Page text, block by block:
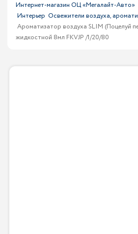
Интернет-магазин ОЦ «Мегалайт-Авто»
Интерьер Освежители воздуха,
Ароматизатор воздуха SLIM (Поцелуй
жидкостной 8мл FKVJP /1/20/80